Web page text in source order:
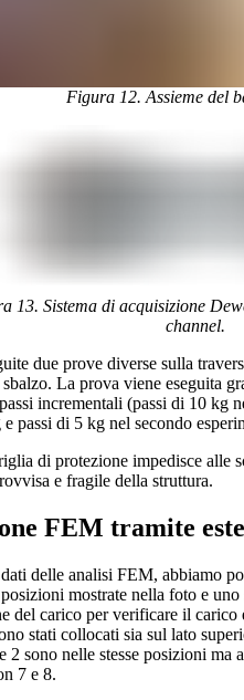
Figura 12. Assieme del
13. Sistema di acquisizione
channel.
due prove diverse sulla
La prova viene eseguita
incrementali (passi di 10 kg
passi di 5 kg nel secondo
di protezione impedisce alle
e fragile della struttura.
FEM tramite
delle analisi FEM, abbiamo
mostrate nella foto e
del carico per verificare il
stati collocati sia sul lato
2 sono nelle stesse posizioni ma
7 e 8.